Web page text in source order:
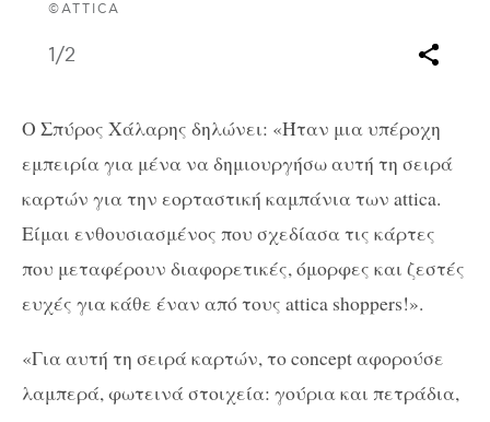
©ATTICA
1/2
O Σπύρος Χάλαρης δηλώνει: «Ήταν μια υπέροχη
εμπειρία για μένα να δημιουργήσω αυτή τη σειρά
καρτών για την εορταστική καμπάνια των attica.
Είμαι ενθουσιασμένος που σχεδίασα τις κάρτες
που μεταφέρουν διαφορετικές, όμορφες και ζεστές
ευχές για κάθε έναν από τους attica shoppers!».
«Για αυτή τη σειρά καρτών, το concept αφορούσε
λαμπερά, φωτεινά στοιχεία: γούρια και πετράδια,